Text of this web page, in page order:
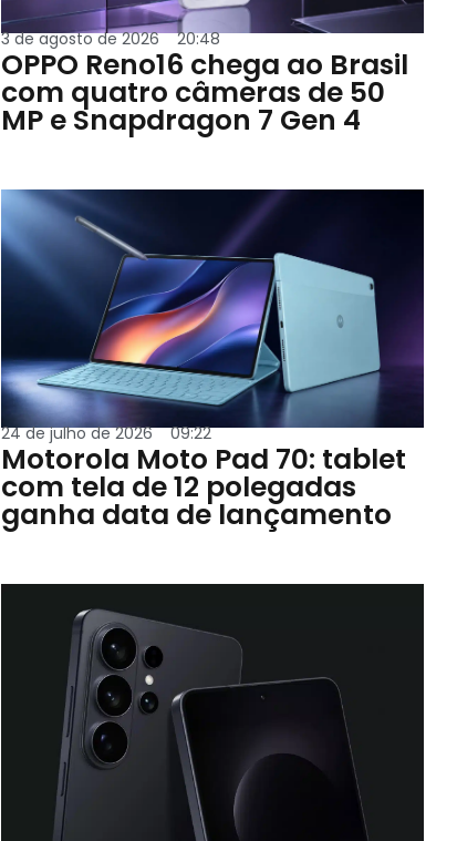
3 de agosto de 2026 20:48
OPPO Reno16 chega ao Brasil
com quatro câmeras de 50
MP e Snapdragon 7 Gen 4
24 de julho de 2026 09:22
Motorola Moto Pad 70: tablet
com tela de 12 polegadas
ganha data de lançamento